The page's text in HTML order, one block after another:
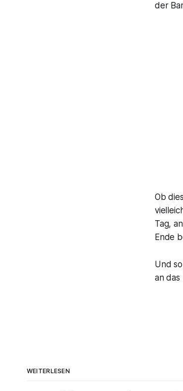
der
Ob
Tag,
Ende
Und
an
WEITERLESEN